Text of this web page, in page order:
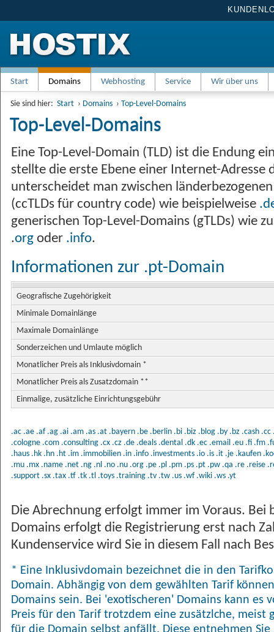
Start Domains Webhosting Service Wir über uns
Sie sind hier: Start › Domains › Top-Level-Domains
Top-Level-Domains
Eine Top-Level-Domain (TLD) ist die Endung
stellte die erste Ebene einer Internet-Adresse
unterscheidet man zwischen
(ccTLDs für country code) wie beispielweise
generischen Top-Level-Domains (gTLDs) wie
.org oder .info.
Informationen zur .pt-Domain
Geografische Zugehörigkeit
Minimale Domainlänge
Maximale Domainlänge
Sonderzeichen und Umlaute möglich
Monatlicher Preis als Inklusivdomain *
Monatlicher Preis als Zusatzdomain **
Einmalige, zusätzliche Einrichtungsgebühr
.ac .ae .af .ag .ai .am .as .at .bayern .be .berlin .bi .biz .blog .by .bz .cash .cc
.cologne .com .consulting .cx .cz .de .deals .dental .dk .ec .email .eu .fi .fm
.haus .hk .hn .ht .im .immobilien .in .info .investments .io .is .it .je .kaufen
.mu .mx .name .net .ng .nl .no .nu .org .pe .pl .pm .ps .pt .pw .qa .re .reise
.support .sx .tax .tf .tk .tl .toys .training .tv .tw .us .wf .wiki .ws .yt
Die Abrechnung erfolgt immer im Voraus. Bei
Domains erfolgt die Registrierung erst nach
Kundenservice wird Sie in diesem Fall nach
* Eine Inklusivdomain bezeichnet die in den
Domain. Abhängig von dem gewählten Tarif
Domains sein. Bei 'exotischeren' Domains kann es
Preis für den Tarif trotzdem eine zusätzlche, meist
für die Domain selbst anfällt. Diese entnehmen